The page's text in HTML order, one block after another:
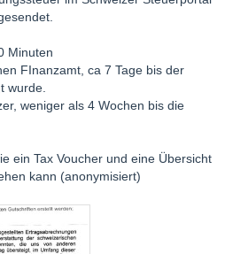
Minuten
FInanzamt, ca 7 Tage bis der
wurde.
weniger als 4 Wochen bis die
ein Tax Voucher und eine Übersicht
kann (anonymisiert)